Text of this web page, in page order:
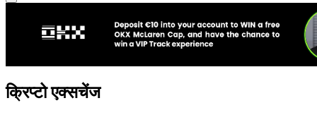
क्रिप्टो एक्सचेंज